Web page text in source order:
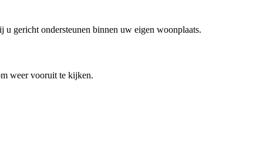
gericht ondersteunen binnen uw eigen woonplaats.
weer vooruit te kijken.